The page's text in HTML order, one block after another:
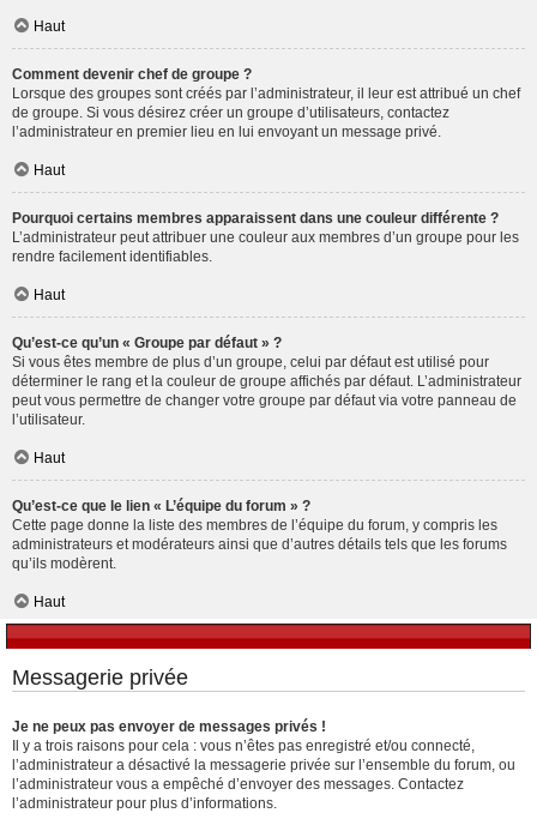
Haut
Comment devenir chef de groupe ?
Lorsque des groupes sont créés par l’administrateur, il leur est attribué un chef
de groupe. Si vous désirez créer un groupe d’utilisateurs, contactez
l’administrateur en premier lieu en lui envoyant un message privé.
Haut
Pourquoi certains membres apparaissent dans une couleur différente ?
L’administrateur peut attribuer une couleur aux membres d’un groupe pour les
rendre facilement identifiables.
Haut
Qu’est-ce qu’un « Groupe par défaut » ?
Si vous êtes membre de plus d’un groupe, celui par défaut est utilisé pour
déterminer le rang et la couleur de groupe affichés par défaut. L’administrateur
peut vous permettre de changer votre groupe par défaut via votre panneau de
l’utilisateur.
Haut
Qu’est-ce que le lien « L’équipe du forum » ?
Cette page donne la liste des membres de l’équipe du forum, y compris les
administrateurs et modérateurs ainsi que d’autres détails tels que les forums
qu’ils modèrent.
Haut
Messagerie privée
Je ne peux pas envoyer de messages privés !
Il y a trois raisons pour cela : vous n’êtes pas enregistré et/ou connecté,
l’administrateur a désactivé la messagerie privée sur l’ensemble du forum, ou
l’administrateur vous a empêché d’envoyer des messages. Contactez
l’administrateur pour plus d’informations.